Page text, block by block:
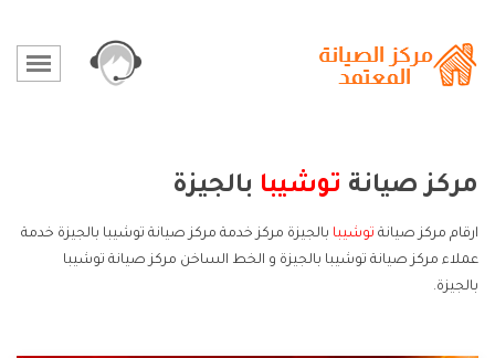
مركز صيانة توشيبا بالجيزة
ارقام مركز صيانة توشيبا بالجيزة مركز خدمة مركز صيانة توشيبا بالجيزة خدمة
عملاء مركز صيانة توشيبا بالجيزة و الخط الساخن مركز صيانة توشيبا
بالجيزة.